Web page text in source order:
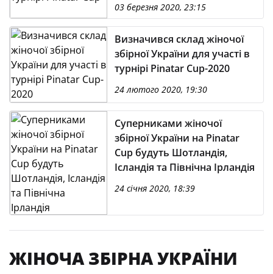
03 березня 2020, 23:15
Визначився склад жіночої
збірної України для участі в
турнірі Pinatar Cup-2020
24 лютого 2020, 19:30
Суперниками жіночої
збірної України на Pinatar
Cup будуть Шотландія,
Ісландія та Північна Ірландія
24 січня 2020, 18:39
ЖІНОЧА ЗБІРНА УКРАЇНИ